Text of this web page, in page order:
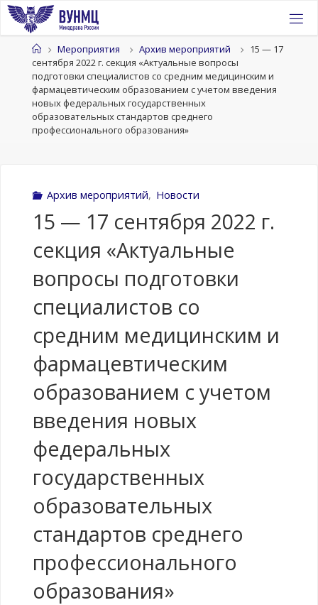
Перейти
содержимому
ГлавнаяМероприятия Архив мероприятий
15 — 17
сентября 2022 г. секция «Актуальные вопросы
подготовки специалистов со средним медицинским и
фармацевтическим образованием с учетом введения
новых федеральных государственных
образовательных стандартов среднего
профессионального образования»
Архив мероприятий, Новости
15 — 17 сентября 2022 г.
секция «Актуальные
вопросы подготовки
специалистов со
средним медицинским и
фармацевтическим
образованием с учетом
введения новых
федеральных
государственных
образовательных
стандартов среднего
профессионального
образования»